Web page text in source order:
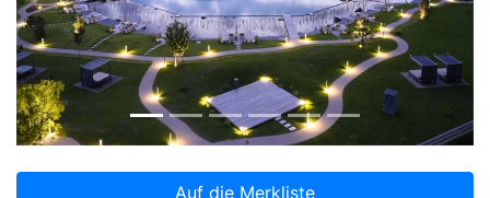
Auf die Merkliste